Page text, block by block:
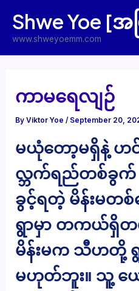
content
Shwe Yoe [အ
www.shweyoemm.com
ကာမရေလျဉ်
ByViktor Yoe/ September 20,
မယုံတော့မရှိနဲ့ ဟင်
လ္ဘက်ရည်တစ်ခွ
ခွင့်ရတဲ့ မိန်းမ
ရွာမှာ တကယ်ရှိတ
မိန်းမက သီဟတို့
မဟုတ်ဘူး။ သူ့ ယေ